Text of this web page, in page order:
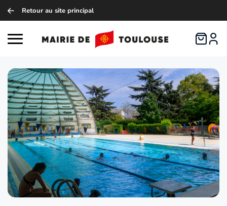
Retour au site principal
Ouvrir le menu principal Logo